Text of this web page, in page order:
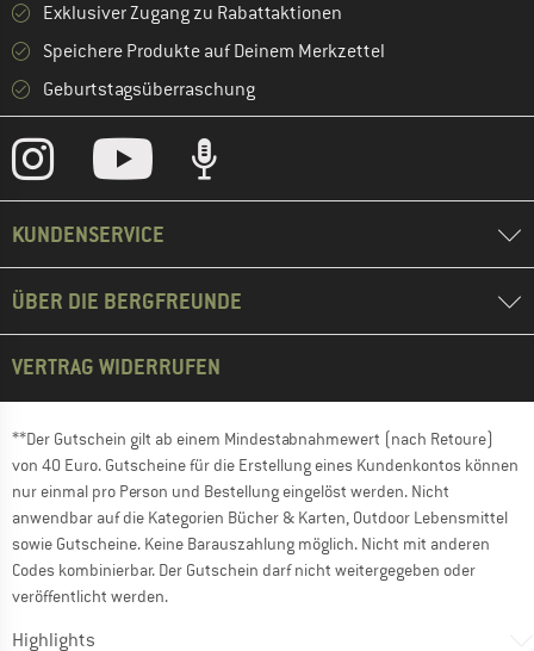
Exklusiver Zugang zu Rabattaktionen
Speichere Produkte auf Deinem Merkzettel
Geburtstagsüberraschung
KUNDENSERVICE
ÜBER DIE BERGFREUNDE
VERTRAG WIDERRUFEN
**Der Gutschein gilt ab einem Mindestabnahmewert (nach Retoure)
von 40 Euro. Gutscheine für die Erstellung eines Kundenkontos können
nur einmal pro Person und Bestellung eingelöst werden. Nicht
anwendbar auf die Kategorien Bücher & Karten, Outdoor Lebensmittel
sowie Gutscheine. Keine Barauszahlung möglich. Nicht mit anderen
Codes kombinierbar. Der Gutschein darf nicht weitergegeben oder
veröffentlicht werden.
Highlights